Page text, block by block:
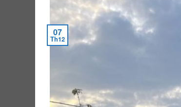
07
Th12